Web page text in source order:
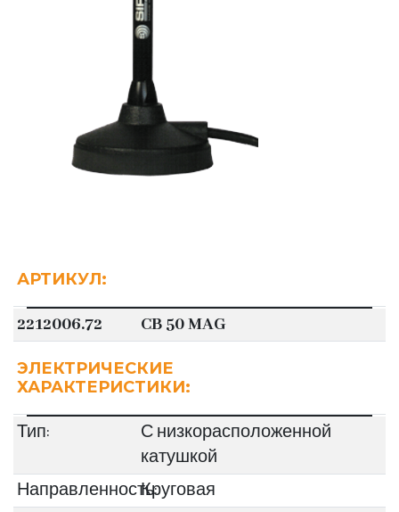
АРТИКУЛ:
2212006.72 CB 50 MAG
ЭЛЕКТРИЧЕСКИЕ
ХАРАКТЕРИСТИКИ:
Тип:
С низкорасположенной
катушкой
Направленность:Круговая